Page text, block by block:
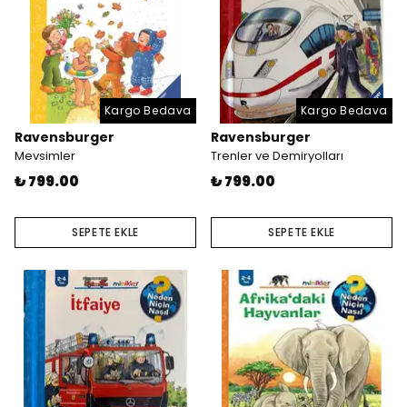
Kargo Bedava
Ravensburger
Mevsimler
₺ 799.00
SEPETE EKLE
Kargo Bedava
Ravensburger
Trenler ve Demiryolları
₺ 799.00
SEPETE EKLE